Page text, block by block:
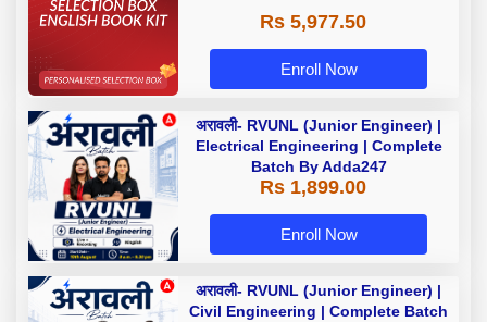
Rs 5,977.50
Enroll Now
अरावली- RVUNL (Junior Engineer) |
Electrical Engineering | Complete
Batch By Adda247
Rs 1,899.00
Enroll Now
अरावली- RVUNL (Junior Engineer) |
Civil Engineering | Complete Batch